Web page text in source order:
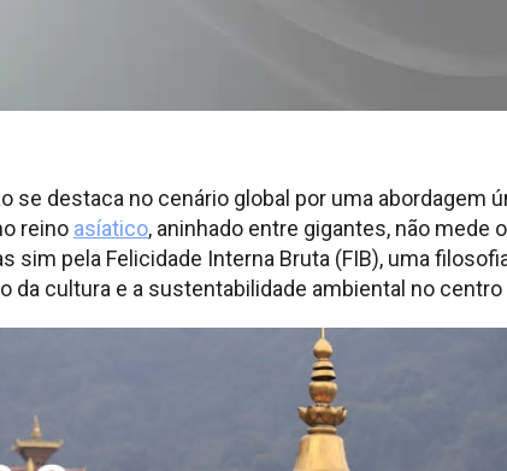
se destaca no cenário global por uma abordagem
reino asíatico, aninhado entre gigantes, não mede
sim pela Felicidade Interna Bruta (FIB), uma
da cultura e a sustentabilidade ambiental no